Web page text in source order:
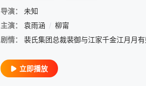
导演：
未知
主演：
袁雨涵 / 柳甯
剧情：
立即播放